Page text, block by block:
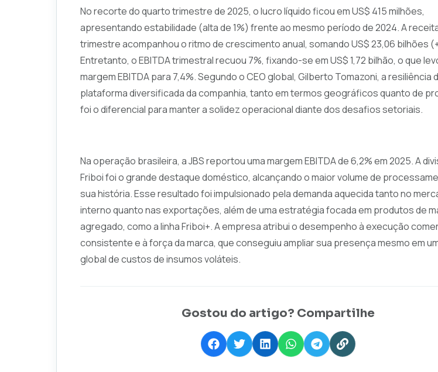
No recorte do quarto trimestre de 2025, o lucro líquido ficou em US$ 415 milhões,
apresentando estabilidade (alta de 1%) frente ao mesmo período de 2024. A
trimestre acompanhou o ritmo de crescimento anual, somando US$ 23,06 bilhões
Entretanto, o EBITDA trimestral recuou 7%, fixando-se em US$ 1,72 bilhão, o que
margem EBITDA para 7,4%. Segundo o CEO global, Gilberto Tomazoni, a resiliência
plataforma diversificada da companhia, tanto em termos geográficos quanto de
foi o diferencial para manter a solidez operacional diante dos desafios setoriais.
Na operação brasileira, a JBS reportou uma margem EBITDA de 6,2% em 2025. A
Friboi foi o grande destaque doméstico, alcançando o maior volume de
sua história. Esse resultado foi impulsionado pela demanda aquecida tanto no
interno quanto nas exportações, além de uma estratégia focada em produtos de
agregado, como a linha Friboi+. A empresa atribui o desempenho à execução
consistente e à força da marca, que conseguiu ampliar sua presença mesmo em
global de custos de insumos voláteis.
Gostou do artigo? Compartilhe